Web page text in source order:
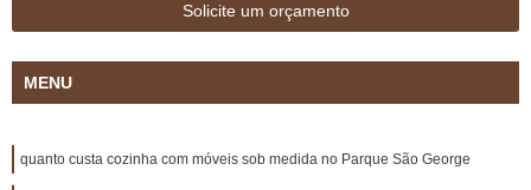
Solicite um orçamento
MENU
quanto custa cozinha com móveis sob medida no Parque São George